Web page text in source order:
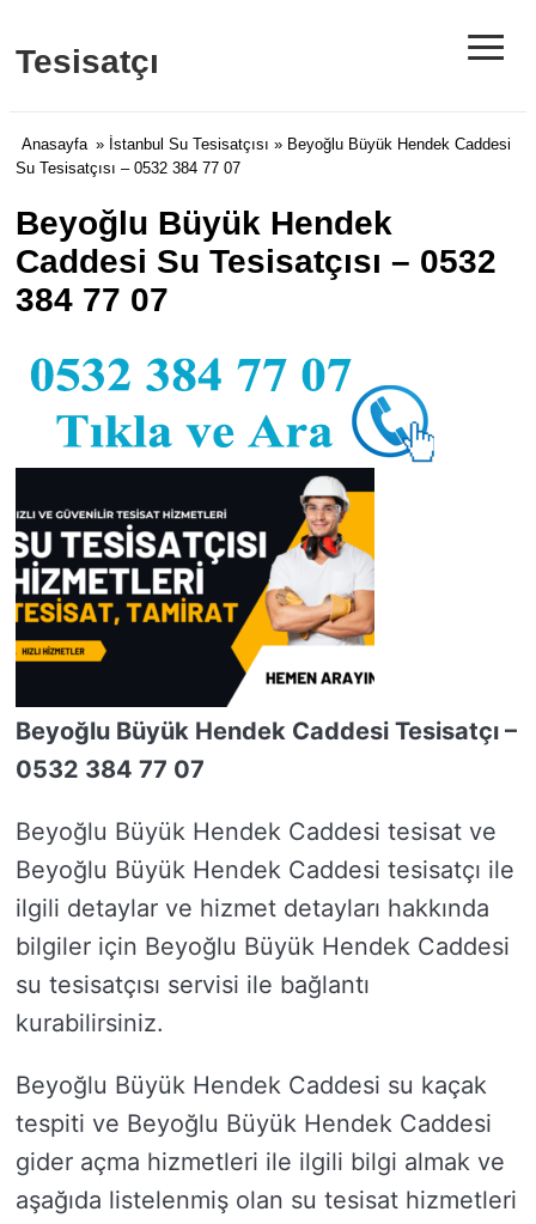
Tesisatçı ≡
Anasayfa » İstanbul Su Tesisatçısı » Beyoğlu Büyük Hendek Caddesi
Su Tesisatçısı – 0532 384 77 07
Beyoğlu Büyük Hendek
Caddesi Su Tesisatçısı – 0532
384 77 07
Beyoğlu Büyük Hendek Caddesi Tesisatçı –
0532 384 77 07
Beyoğlu Büyük Hendek Caddesi tesisat ve
Beyoğlu Büyük Hendek Caddesi tesisatçı ile
ilgili detaylar ve hizmet detayları hakkında
bilgiler için Beyoğlu Büyük Hendek Caddesi
su tesisatçısı servisi ile bağlantı
kurabilirsiniz.
Beyoğlu Büyük Hendek Caddesi su kaçak
tespiti ve Beyoğlu Büyük Hendek Caddesi
gider açma hizmetleri ile ilgili bilgi almak ve
aşağıda listelenmiş olan su tesisat hizmetleri